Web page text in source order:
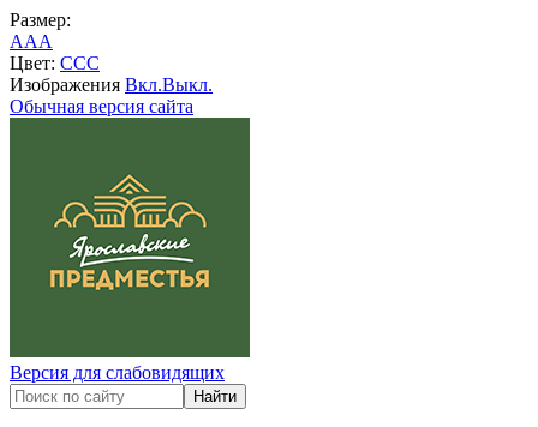
Размер:
AAA
Цвет: CCC
Изображения Вкл.Выкл.
Обычная версия сайта
Версия для слабовидящих